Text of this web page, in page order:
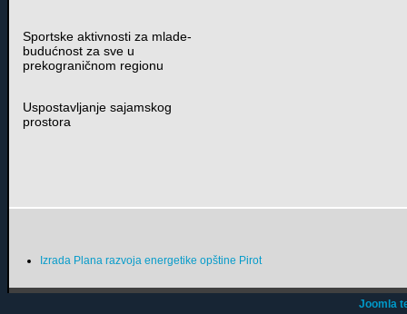
Sportske aktivnosti za mlade-
budućnost za sve u
prekograničnom regionu
Uspostavljanje sajamskog
prostora
Izrada Plana razvoja energetike opštine Pirot
Joomla